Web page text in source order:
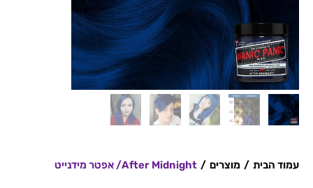
עמוד הבית / מוצרים / After Midnight/ אפטר מידנייט